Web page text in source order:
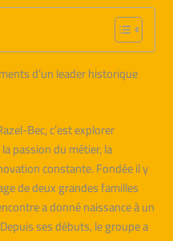
d’un leader historique
Bec, c’est explorer
passion du métier, la
constante. Fondée il y
de deux grandes familles
a donné naissance à un
ses débuts, le groupe a